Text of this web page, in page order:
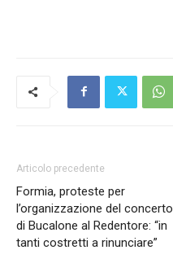
Articolo precedente
Formia, proteste per
l’organizzazione del concerto
di Bucalone al Redentore: “in
tanti costretti a rinunciare”